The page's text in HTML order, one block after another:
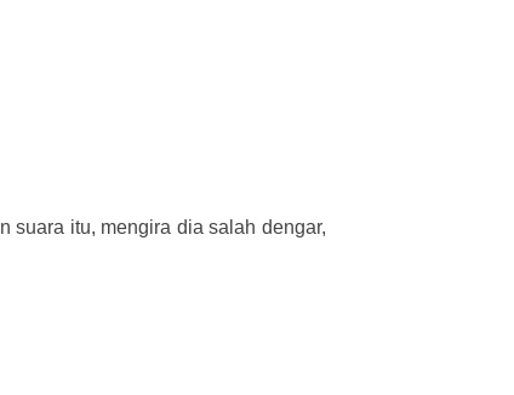
suara itu, mengira dia salah dengar,